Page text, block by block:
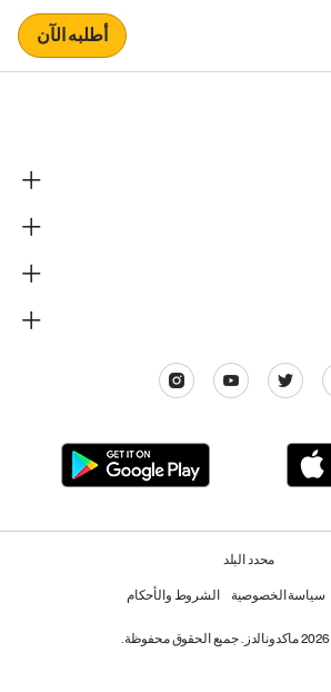
أطلبه الآن
محدد البلد
سياسة الخصوصية الشروط والأحكام